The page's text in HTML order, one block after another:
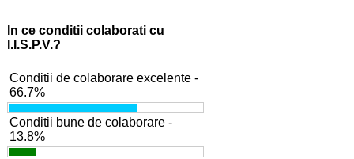
In ce conditii colaborati cu
I.I.S.P.V.?
Conditii de colaborare excelente -
66.7%
Conditii bune de colaborare -
13.8%